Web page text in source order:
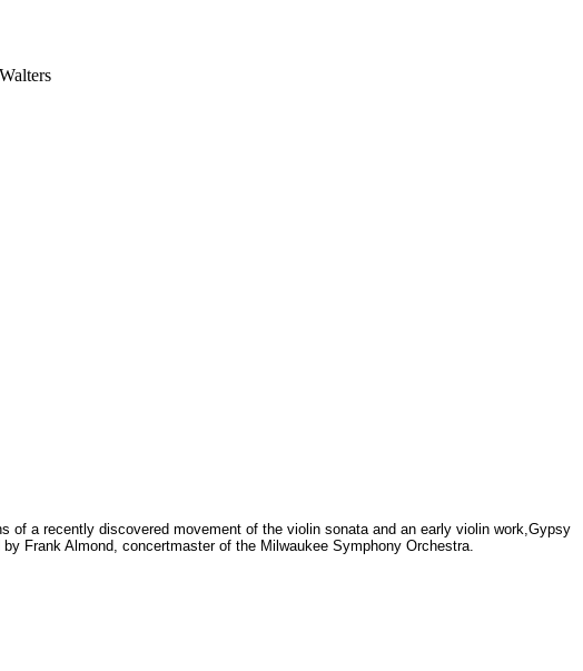
a recently discovered movement of the violin sonata and an early violin work,Gypsy
Frank Almond, concertmaster of the Milwaukee Symphony Orchestra.